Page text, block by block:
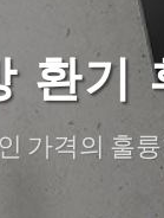
환기
가격의 훌